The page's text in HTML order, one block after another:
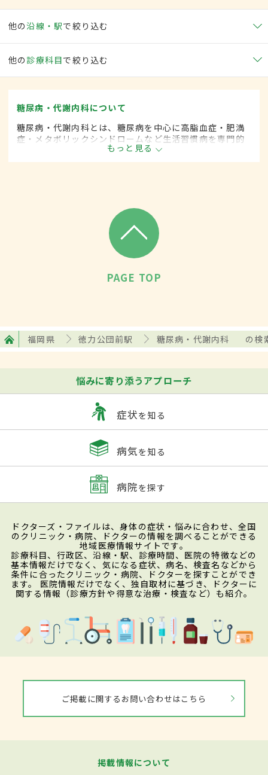
他の沿線・駅で絞り込む
他の 診療科目で絞り込む
糖尿病・代謝内科について
糖尿病・代謝内科とは、糖尿病を中心に高脂血症・肥満
症・メタボリックシンドロームなど生活習慣病を専門的
に取り扱う内科の一領域です。平成20年4月の制度改正
前は、糖尿病科と呼ばれていました。
もっと見る
PAGE TOP
福岡県 徳力公団前駅 糖尿病・代謝内科 の検
悩みに寄り添うアプローチ
症状を知る
病気を知る
病院を探す
ドクターズ・ファイルは、身体の症状・悩みに合わせ、全国
のクリニック・病院、ドクターの情報を調べることができる
地域医療情報サイトです。
診療科目、行政区、沿線・駅、診療時間、医院の特徴などの
基本情報だけでなく、気になる症状、病名、検査名などから
条件に合ったクリニック・病院、ドクターを探すことができ
ます。 医院情報だけでなく、独自取材に基づき、ドクターに
関する情報（診療方針や得意な治療・検査など）も紹介。
ご掲載に関するお問い合わせはこちら
掲載情報について